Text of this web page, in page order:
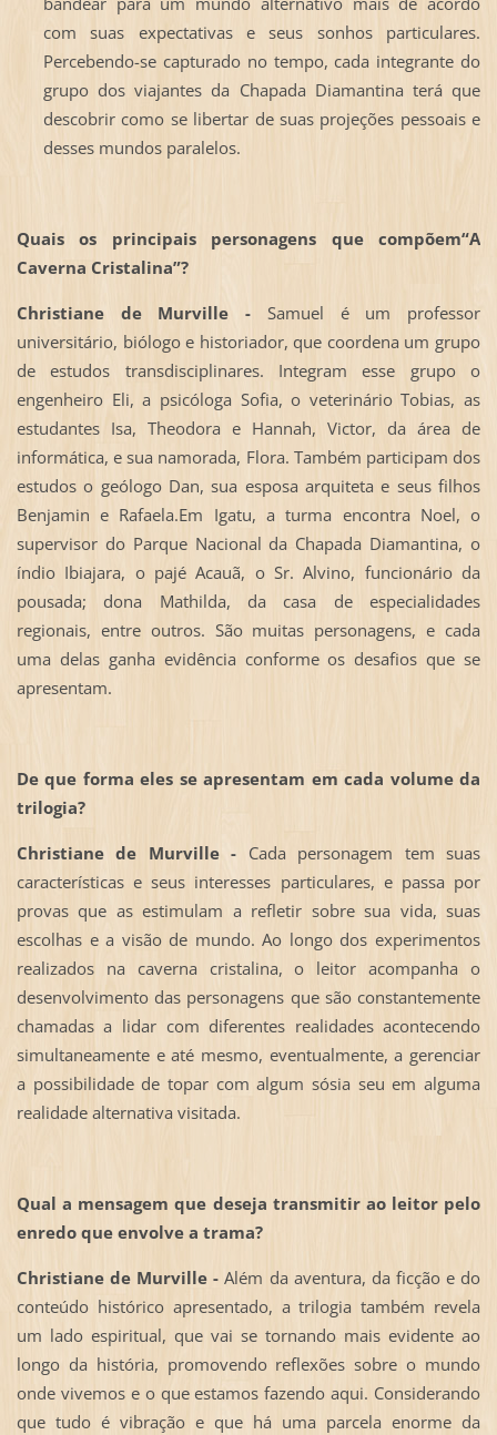
com suas expectativas e seus sonhos particulares.
Percebendo-se capturado no tempo, cada integrante do
grupo dos viajantes da Chapada Diamantina terá que
descobrir como se libertar de suas projeções pessoais e
desses mundos paralelos.
Quais os principais personagens que compõem“A
Caverna Cristalina”?
Christiane de Murville - Samuel é um professor
universitário, biólogo e historiador, que coordena um grupo
de estudos transdisciplinares. Integram esse grupo o
engenheiro Eli, a psicóloga Sofia, o veterinário Tobias, as
estudantes Isa, Theodora e Hannah, Victor, da área de
informática, e sua namorada, Flora. Também participam dos
estudos o geólogo Dan, sua esposa arquiteta e seus filhos
Benjamin e Rafaela.Em Igatu, a turma encontra Noel, o
supervisor do Parque Nacional da Chapada Diamantina, o
índio Ibiajara, o pajé Acauã, o Sr. Alvino, funcionário da
pousada; dona Mathilda, da casa de especialidades
regionais, entre outros. São muitas personagens, e cada
uma delas ganha evidência conforme os desafios que se
apresentam.
De que forma eles se apresentam em cada volume da
trilogia?
Christiane de Murville - Cada personagem tem suas
características e seus interesses particulares, e passa por
provas que as estimulam a refletir sobre sua vida, suas
escolhas e a visão de mundo. Ao longo dos experimentos
realizados na caverna cristalina, o leitor acompanha o
desenvolvimento das personagens que são constantemente
chamadas a lidar com diferentes realidades acontecendo
simultaneamente e até mesmo, eventualmente, a gerenciar
a possibilidade de topar com algum sósia seu em alguma
realidade alternativa visitada.
Qual a mensagem que deseja transmitir ao leitor pelo
enredo que envolve a trama?
Christiane de Murville -Além da aventura, da ficção e do
conteúdo histórico apresentado, a trilogia também revela
um lado espiritual, que vai se tornando mais evidente ao
longo da história, promovendo reflexões sobre o mundo
onde vivemos e o que estamos fazendo aqui. Considerando
que tudo é vibração e que há uma parcela enorme da